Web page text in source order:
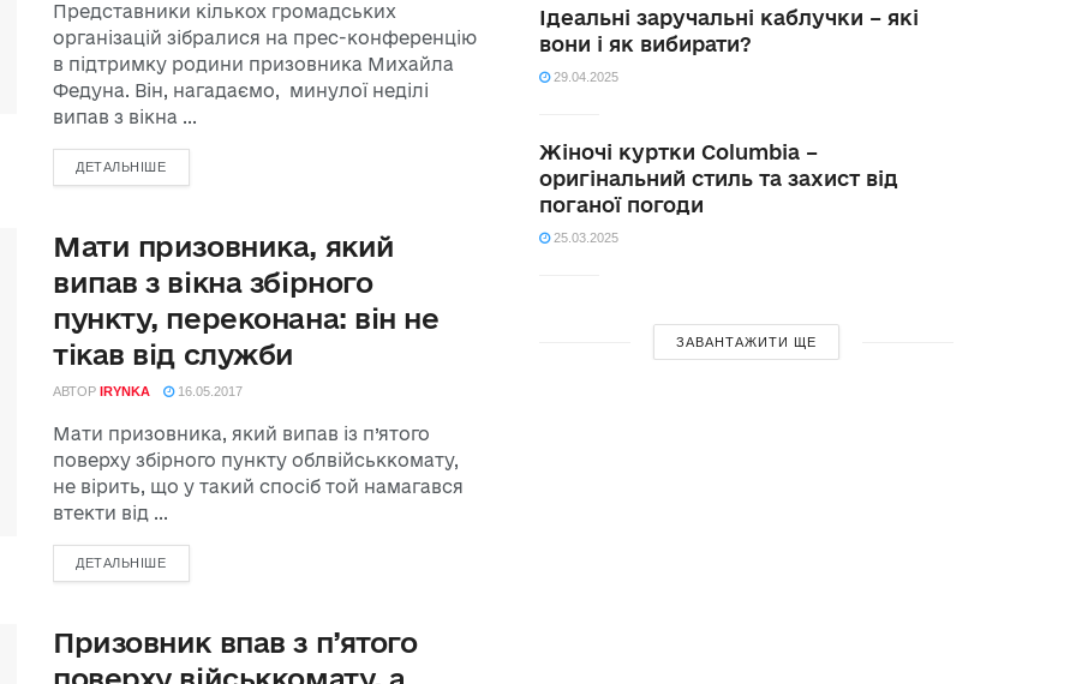
Представники кількох громадських
організацій зібралися на прес-конференцію
в підтримку родини призовника Михайла
Федуна. Він, нагадаємо, минулої неділі
випав з вікна ...
ДЕТАЛЬНІШЕ
Мати призовника, який
випав з вікна збірного
пункту, переконана: він не
тікав від служби
АВТОР IRYNKA 16.05.2017
Мати призовника, який випав із п’ятого
поверху збірного пункту облвійськкомату,
не вірить, що у такий спосіб той намагався
втекти від ...
ДЕТАЛЬНІШЕ
Призовник впав з п’ятого
Ідеальні заручальні каблучки – які
вони і як вибирати?
29.04.2025
Жіночі куртки Columbia –
оригінальний стиль та захист від
поганої погоди
25.03.2025
ЗАВАНТАЖИТИ ЩЕ